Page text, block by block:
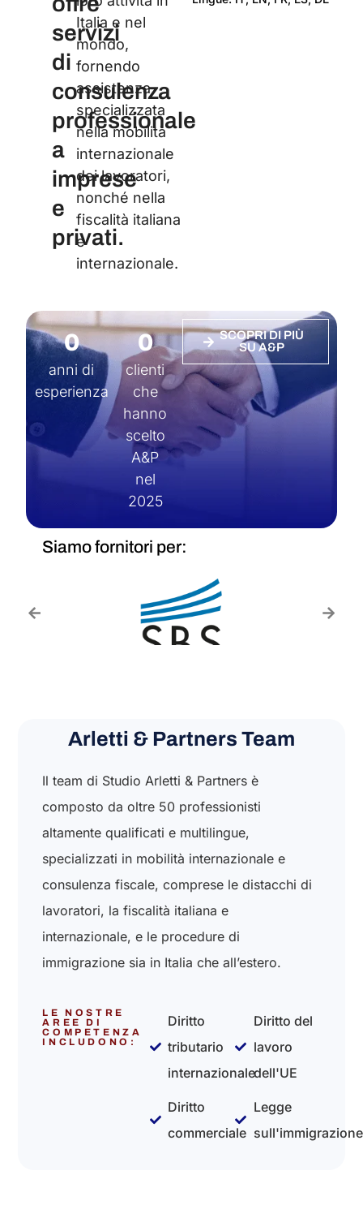
servizi
di
consulenza
professionale
a
imprese
e
privati.
Italia e nel
mondo,
fornendo
assistenza
specializzata
nella mobilità
internazionale
dei lavoratori,
nonché nella
fiscalità italiana
e
internazionale.
anni di
esperienza
0
clienti
che
hanno
scelto
A&P
nel
2025
0
SCOPRI DI PIÙ
SU A&P
Siamo fornitori per:
Arletti & Partners Team
Il team di Studio Arletti & Partners è
composto da oltre 50 professionisti
altamente qualificati e multilingue,
specializzati in mobilità internazionale e
consulenza fiscale, comprese le distacchi di
lavoratori, la fiscalità italiana e
internazionale, e le procedure di
immigrazione sia in Italia che all’estero.
LE NOSTRE
AREE DI
COMPETENZA
INCLUDONO:
Diritto
tributario
internazionale
Diritto
commerciale
Diritto del
lavoro
dell'UE
Legge
sull'immigrazione